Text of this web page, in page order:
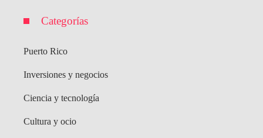
Categorías
Puerto Rico
Inversiones y negocios
Ciencia y tecnología
Cultura y ocio